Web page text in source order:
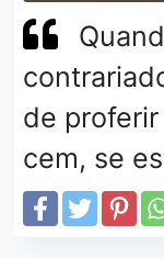
de
cem, se